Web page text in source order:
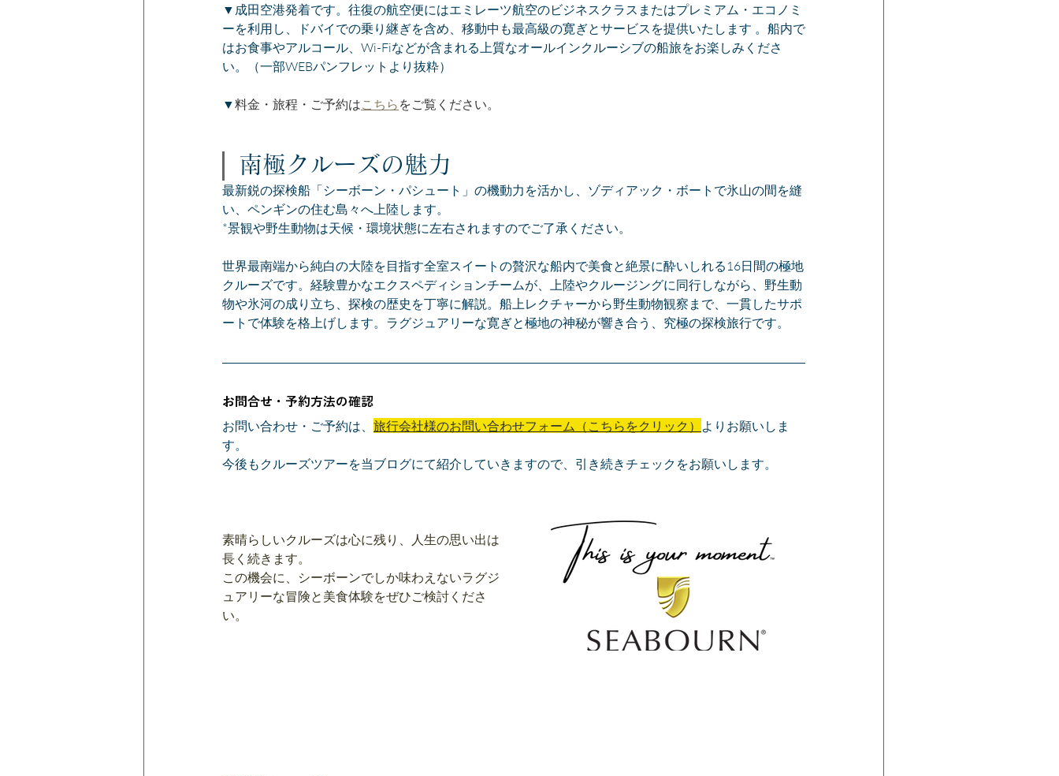
▼成田空港発着です。往復の航空便にはエミレーツ航空のビジネスクラスまたはプレミアム・エコノミ
ーを利用し、ドバイでの乗り継ぎを含め、移動中も最高級の寛ぎとサービスを提供いたします 。船内で
はお食事やアルコール、Wi-Fiなどが含まれる上質なオールインクルーシブの船旅をお楽しみくださ
い。（一部WEBパンフレットより抜粋）
▼料金・旅程・ご予約は こちら をご覧ください。
南極クルーズの魅力
最新鋭の探検船「シーボーン・パシュート」の機動力を活かし、ゾディアック・ボートで氷山の間を縫
い、ペンギンの住む島々へ上陸します。
*景観や野生動物は天候・環境状態に左右されますのでご了承ください。
世界最南端から純白の大陸を目指す全室スイートの贅沢な船内で美食と絶景に酔いしれる16日間の極地
クルーズです。経験豊かなエクスペディションチームが、上陸やクルージングに同行しながら、野生動
物や氷河の成り立ち、探検の歴史を丁寧に解説。船上レクチャーから野生動物観察まで、一貫したサポ
ートで体験を格上げします。ラグジュアリーな寛ぎと極地の神秘が響き合う、究極の探検旅行です。
お問合せ・予約方法の確認
お問い合わせ・ご予約は、 旅行会社様のお問い合わせフォーム（こちらをクリック）
よりお願いしま
す。
今後もクルーズツアーを当ブログにて紹介していきますので、引き続きチェックをお願いします。
素晴らしいクルーズは心に残り、人生の思い出は
長く続きます。
この機会に、シーボーンでしか味わえないラグジ
ュアリーな冒険と美食体験をぜひご検討くださ
い。